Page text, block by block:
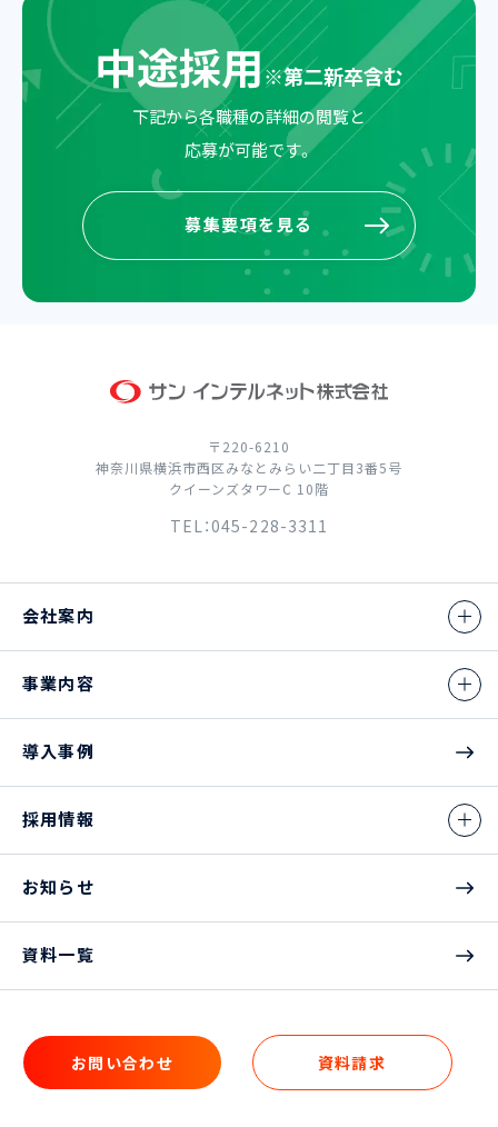
中途採用※第二新卒含む
下記から各職種の詳細の閲覧と
応募が可能です。
募集要項を見る
募集要項を見る
〒220-6210
神奈川県横浜市西区みなとみらい二丁目3番5号
クイーンズタワーC 10階
TEL：045-228-3311
会社案内
事業内容
導入事例
採用情報
お知らせ
資料一覧
お問い合わせ
資料請求